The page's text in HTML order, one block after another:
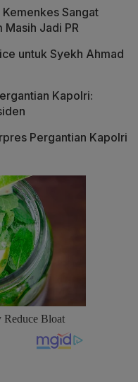
Sangat
Masih Jadi PR
untuk Syekh Ahmad
Kapolri:
Pergantian Kapolri